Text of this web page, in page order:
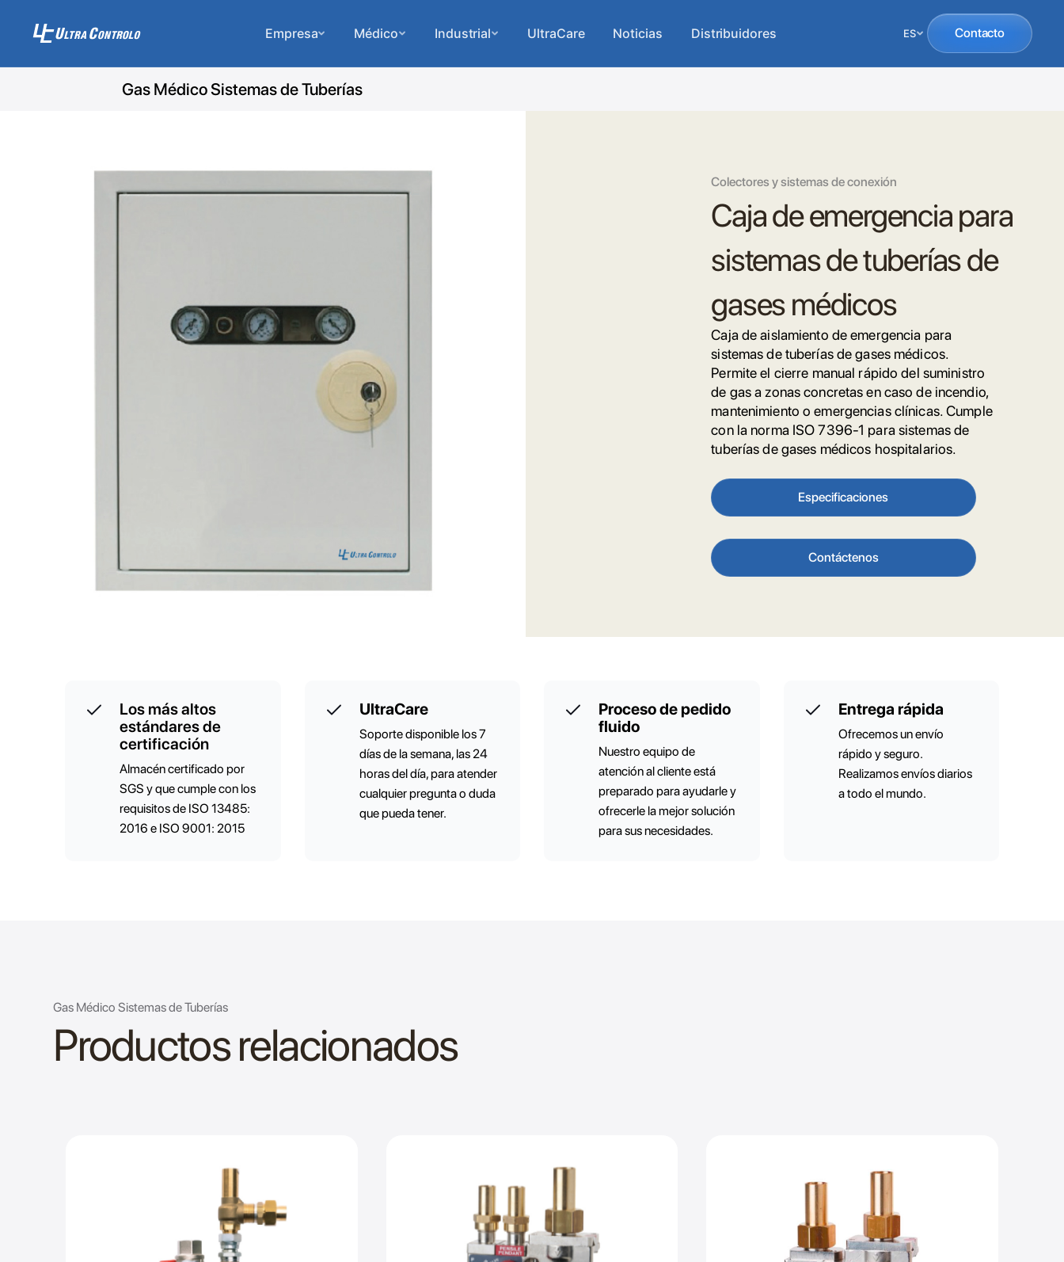
Empresa Médico Industrial UltraCare Noticias Distribuidores ES Contacto
Gas Médico Sistemas de Tuberías
Colectores y sistemas de conexión
Caja de emergencia para
sistemas de tuberías de
gases médicos
Caja de aislamiento de emergencia para
sistemas de tuberías de gases médicos.
Permite el cierre manual rápido del suministro
de gas a zonas concretas en caso de incendio,
mantenimiento o emergencias clínicas. Cumple
con la norma ISO 7396-1 para sistemas de
tuberías de gases médicos hospitalarios.
Especificaciones
Contáctenos
Los más altos
estándares de
certificación
Almacén certificado por
SGS y que cumple con los
requisitos de ISO 13485:
2016 e ISO 9001: 2015
UltraCare
Soporte disponible los 7
días de la semana, las 24
horas del día, para atender
cualquier pregunta o duda
que pueda tener.
Proceso de pedido
fluido
Nuestro equipo de
atención al cliente está
preparado para ayudarle y
ofrecerle la mejor solución
para sus necesidades.
Entrega rápida
Ofrecemos un envío
rápido y seguro.
Realizamos envíos diarios
a todo el mundo.
Gas Médico Sistemas de Tuberías
Productos relacionados